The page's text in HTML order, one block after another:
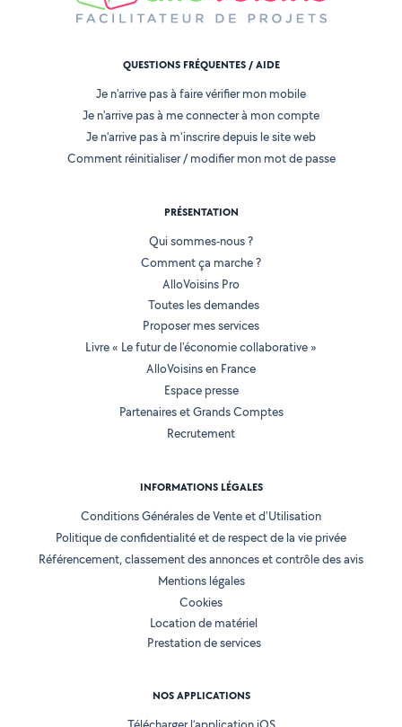
QUESTIONS FRÉQUENTES / AIDE
Je n'arrive pas à faire vérifier mon mobile
Je n'arrive pas à me connecter à mon compte
Je n'arrive pas à m'inscrire depuis le site web
Comment réinitialiser / modifier mon mot de passe
PRÉSENTATION
Qui sommes-nous ?
Comment ça marche ?
AlloVoisins Pro
Toutes les demandes
Proposer mes services
Livre « Le futur de l'économie collaborative »
AlloVoisins en France
Espace presse
Partenaires et Grands Comptes
Recrutement
INFORMATIONS LÉGALES
Conditions Générales de Vente et d'Utilisation
Politique de confidentialité et de respect de la vie privée
Référencement, classement des annonces et contrôle des avis
Mentions légales
Cookies
Location de matériel
Prestation de services
NOS APPLICATIONS